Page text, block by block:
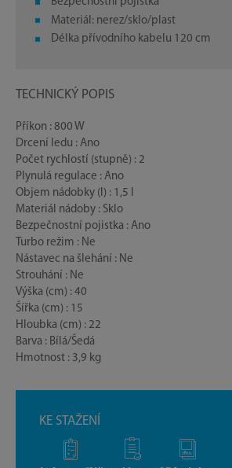
Materiál: nerez/sklo/plast
Délka přívodního kabelu 120 cm
TECHNICKÝ POPIS
Příkon : 800 W
Drcení ledu : Ano
Počet rychlostí (stupně) : 2
Plynulá regulace : Ano
Objem nádobky (l) : 1,5 l
Materiál nádoby : Sklo
Bezpečnostní pojistka : Ano
Turbo režim : Ne
Nástavec na šlehání : Ne
Strouhání : Ne
Výška (cm) : 40
Šířka (cm) : 15
Hloubka (cm) : 22
Barva : Bílá/Šedá
Hmotnost : 3,9 kg
KE STAŽENÍ